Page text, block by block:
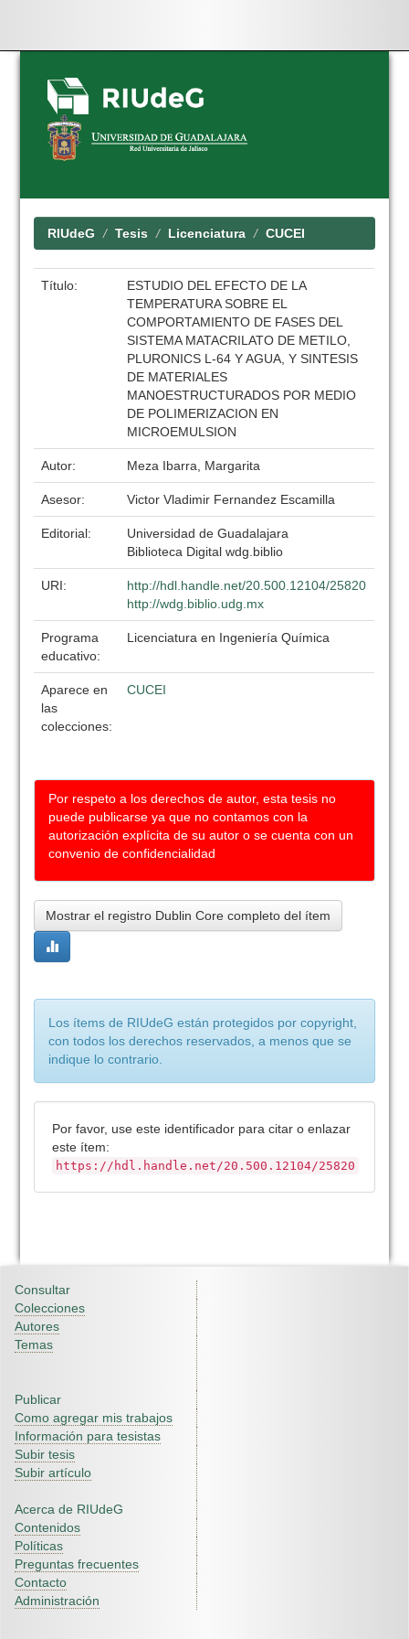
Skip
navigation
RIUdeG Tesis Licenciatura CUCEI
Título:
ESTUDIO DEL EFECTO DE LA
TEMPERATURA SOBRE EL
COMPORTAMIENTO DE FASES DEL
SISTEMA MATACRILATO DE METILO,
PLURONICS L-64 Y AGUA, Y SINTESIS
DE MATERIALES
MANOESTRUCTURADOS POR MEDIO
DE POLIMERIZACION EN
MICROEMULSION
Autor: Meza Ibarra, Margarita
Asesor: Victor Vladimir Fernandez Escamilla
Editorial:
Universidad de Guadalajara
Biblioteca Digital wdg.biblio
URI:
http://hdl.handle.net/20.500.12104/25820
http://wdg.biblio.udg.mx
Programa
educativo:
Licenciatura en Ingeniería Química
Aparece en
las
colecciones:
CUCEI
Por respeto a los derechos de autor, esta tesis no
puede publicarse ya que no contamos con la
autorización explícita de su autor o se cuenta con un
convenio de confidencialidad
Mostrar el registro Dublin Core completo del ítem
Los ítems de RIUdeG están protegidos por copyright,
con todos los derechos reservados, a menos que se
indique lo contrario.
Por favor, use este identificador para citar o enlazar
este ítem:
https://hdl.handle.net/20.500.12104/25820
Consultar
Colecciones
Autores
Temas
Publicar
Como agregar mis trabajos
Información para tesistas
Subir tesis
Subir artículo
Acerca de RIUdeG
Contenidos
Políticas
Preguntas frecuentes
Contacto
Administración